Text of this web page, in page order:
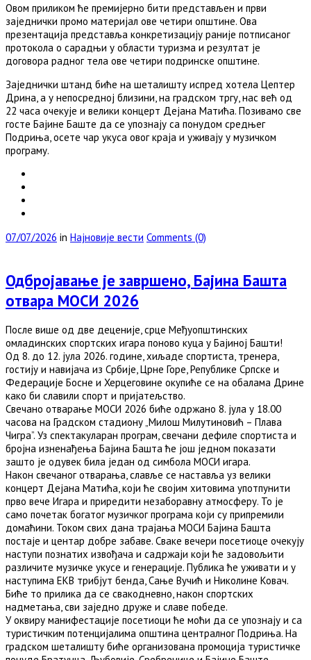
Овом приликом ће премијерно бити представљен и први
заједнички промо материјал ове четири општине. Ова
презентација представља конкретизацију раније потписаног
протокола о сарадњи у области туризма и резултат је
договора радног тела ове четири подринске општине.
Заједнички штанд биће на шеталишту испред хотела Цептер
Дрина, а у непосредној близини, на градском тргу, нас већ од
22 часа очекује и велики концерт Дејана Матића. Позивамо све
госте Бајине Баште да се упознају са понудом средњег
Подриња, осете чар укуса овог краја и уживају у музичком
програму.
07/07/2026 in Најновије вести Comments (0)
Одбројавање је завршено, Бајина Башта
отвара МОСИ 2026
После више од две деценије, срце Међуопштинских
омладинских спортских игара поново куца у Бајиној Башти!
Од 8. до 12. јула 2026. године, хиљаде спортиста, тренера,
гостију и навијача из Србије, Црне Горе, Републике Српске и
Федерације Босне и Херцеговине окупиће се на обалама Дрине
како би славили спорт и пријатељство.
Свечано отварање МОСИ 2026 биће одржано 8. јула у 18.00
часова на Градском стадиону „Милош Милутиновић – Плава
Чигра”. Уз спектакуларан програм, свечани дефиле спортиста и
бројна изненађења Бајина Башта ће још једном показати
зашто је одувек била један од симбола МОСИ игара.
Након свечаног отварања, славље се наставља уз велики
концерт Дејана Матића, који ће својим хитовима употпунити
прво вече Игара и приредити незаборавну атмосферу. То је
само почетак богатог музичког програма који су припремили
домаћини. Током свих дана трајања МОСИ Бајина Башта
постаје и центар добре забаве. Сваке вечери посетиоце очекују
наступи познатих извођача и садржаји који ће задовољити
различите музичке укусе и генерације. Публика ће уживати и у
наступима ЕКВ трибјут бенда, Сање Вучић и Николине Ковач.
Биће то прилика да се свакодневно, након спортских
надметања, сви заједно друже и славе победе.
У оквиру манифестације посетиоци ће моћи да се упознају и са
туристичким потенцијалима општина централног Подриња. На
градском шеталишту биће организована промоција туристичке